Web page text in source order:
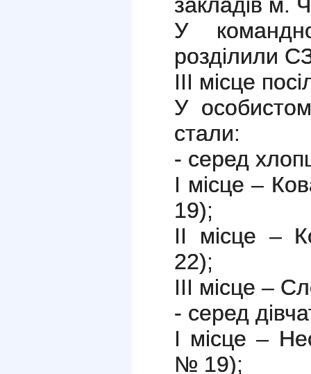
закладів м.
У
розділили
ІІІ місце
У
стали:
- серед
І місце –
19);
ІІ місце –
22);
ІІІ місце –
- серед
І місце –
№ 19);